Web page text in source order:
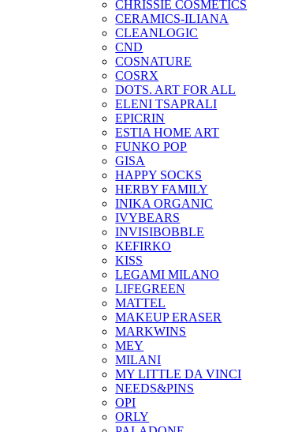
CHRISSIE COSMETICS
CERAMICS-ILIANA
CLEANLOGIC
CND
COSNATURE
COSRX
DOTS. ART FOR ALL
ELENI TSAPRALI
EPICRIN
ESTIA HOME ART
FUNKO POP
GISA
HAPPY SOCKS
HERBY FAMILY
INIKA ORGANIC
IVYBEARS
INVISIBOBBLE
KEFIRKO
KISS
LEGAMI MILANO
LIFEGREEN
MATTEL
MAKEUP ERASER
MARKWINS
MEY
MILANI
MY LITTLE DA VINCI
NEEDS&PINS
OPI
ORLY